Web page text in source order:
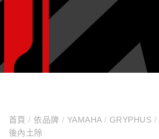
首頁/ 依品牌/ YAMAHA/ GRYPHUS /
後內土除